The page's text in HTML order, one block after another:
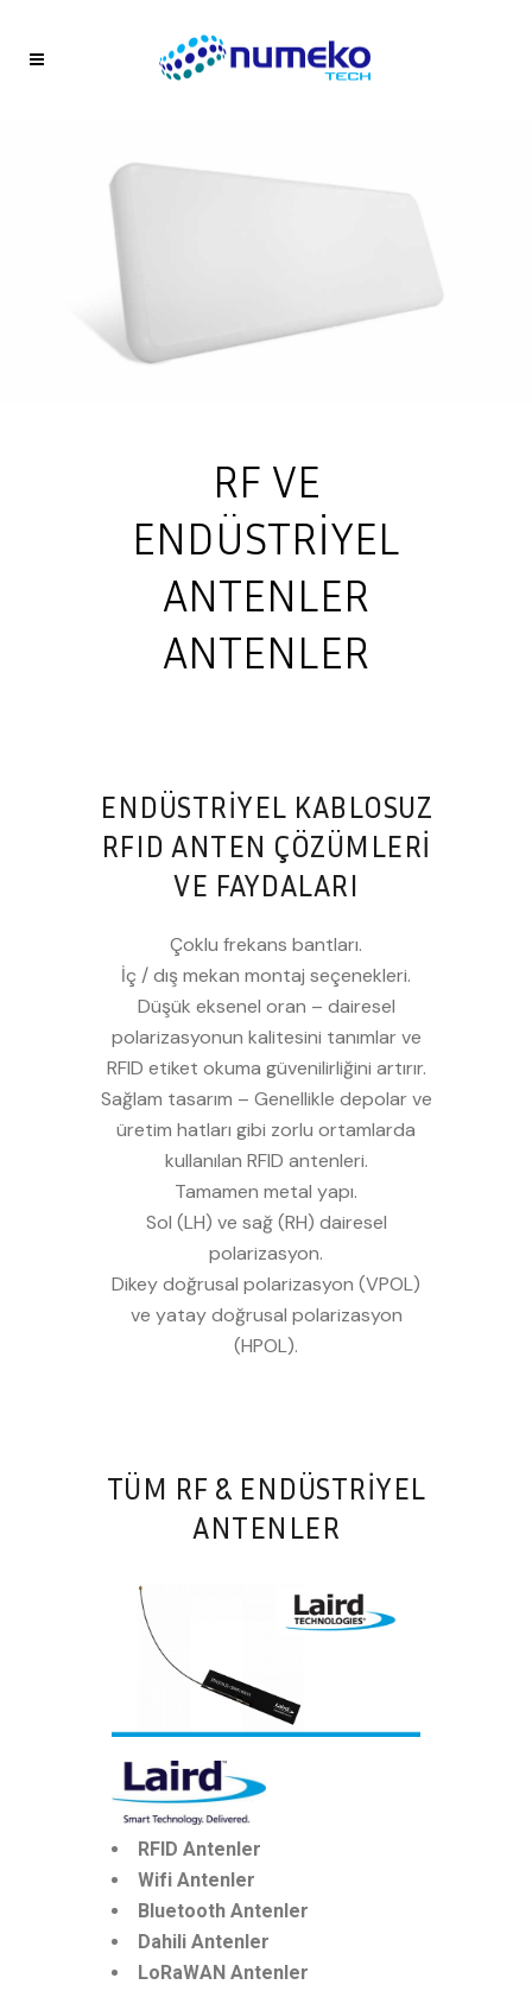
RF VE
ENDÜSTRIYEL
ANTENLER
ANTENLER
ENDÜSTRİYEL KABLOSUZ
RFID ANTEN ÇÖZÜMLERİ
VE FAYDALARI
Çoklu frekans bantları.
İç / dış mekan montaj seçenekleri.
Düşük eksenel oran – dairesel
polarizasyonun kalitesini tanımlar ve
RFID etiket okuma güvenilirliğini artırır.
Sağlam tasarım – Genellikle depolar ve
üretim hatları gibi zorlu ortamlarda
kullanılan RFID antenleri.
Tamamen metal yapı.
Sol (LH) ve sağ (RH) dairesel
polarizasyon.
Dikey doğrusal polarizasyon (VPOL)
ve yatay doğrusal polarizasyon
(HPOL).
TÜM RF & ENDÜSTRİYEL
ANTENLER
RFID Antenler
Wifi Antenler
Bluetooth Antenler
Dahili Antenler
LoRaWAN Antenler